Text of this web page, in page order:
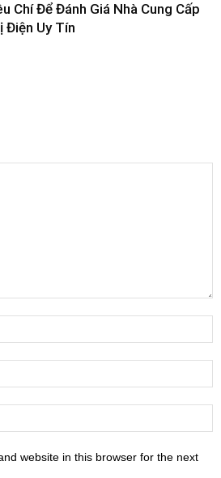
Chí Để Đánh Giá Nhà Cung Cấp
Điện Uy Tín
website in this browser for the next